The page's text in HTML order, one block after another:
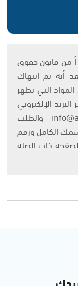
يتم الاستخدام المواد وفقًا للمادة 27 أ من قانون حقوق
كنت تعتقد أنه تم انتهاك
التي تظهر
الإلكتروني
على العنوان التالي: info@ashams.com والطلب
الكامل ورقم
ذات الصلة